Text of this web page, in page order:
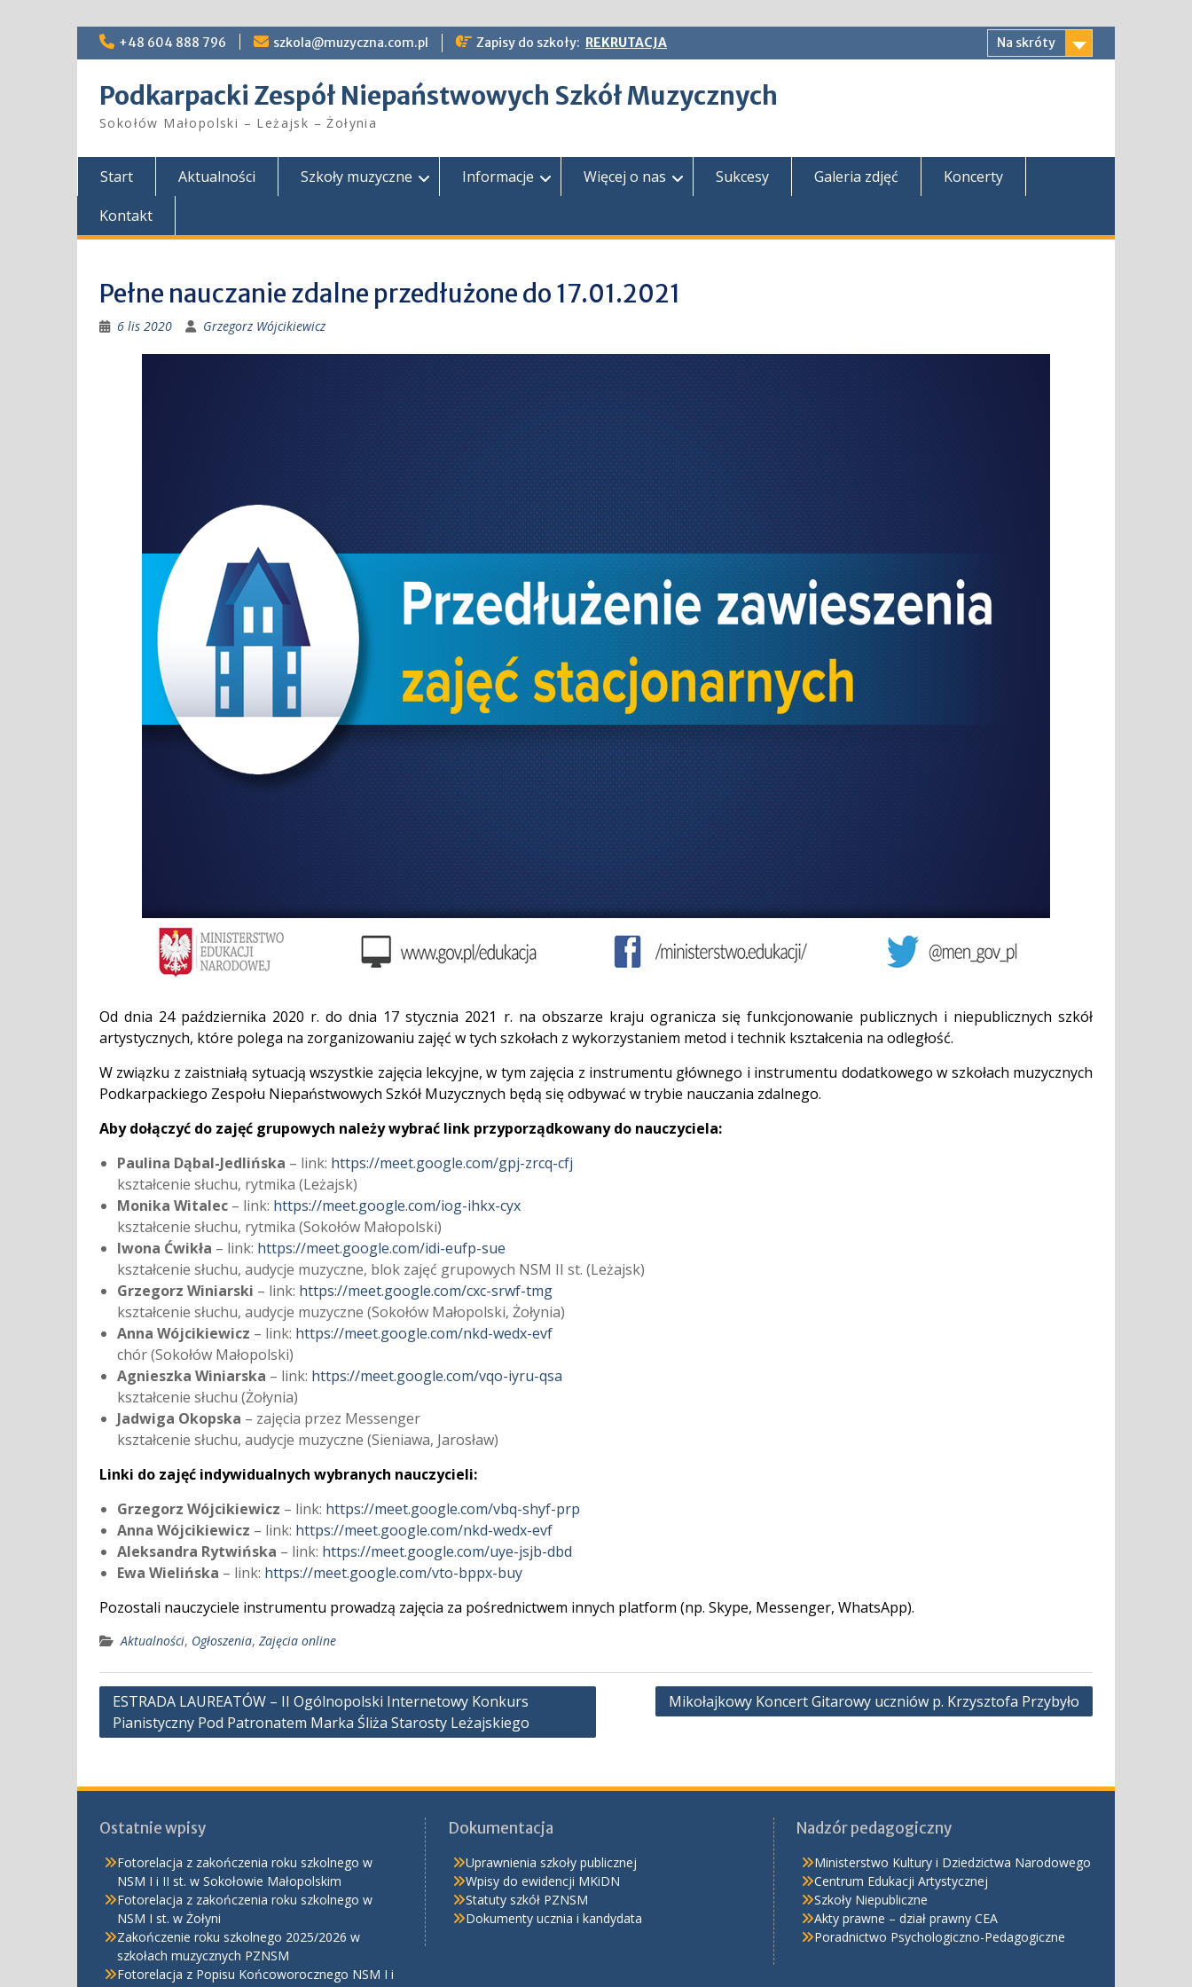
Skip
+48 604 888 796 szkola@muzyczna.com.pl Zapisy do szkoły: REKRUTACJA Na skróty
Podkarpacki Zespół Niepaństwowych Szkół Muzycznych
Sokołów Małopolski – Leżajsk – Żołynia
Start Aktualności Szkoły muzyczne Informacje Więcej o nas Sukcesy Galeria zdjęć
Koncerty
Kontakt
Pełne nauczanie zdalne przedłużone do 17.01.2021
6 lis 2020 Grzegorz Wójcikiewicz
Od dnia 24 października 2020 r. do dnia 17 stycznia 2021 r. na obszarze kraju ogranicza się funkcjonowanie publicznych i niepublicznych szkół
artystycznych, które polega na zorganizowaniu zajęć w tych szkołach z wykorzystaniem metod i technik kształcenia na odległość.
W związku z zaistniałą sytuacją wszystkie zajęcia lekcyjne, w tym zajęcia z instrumentu głównego i instrumentu dodatkowego w szkołach muzycznych
Podkarpackiego Zespołu Niepaństwowych Szkół Muzycznych będą się odbywać w trybie nauczania zdalnego.
Aby dołączyć do zajęć grupowych należy wybrać link przyporządkowany do nauczyciela:
Paulina Dąbal-Jedlińska – link: https://meet.google.com/gpj-zrcq-cfj
kształcenie słuchu, rytmika (Leżajsk)
Monika Witalec – link: https://meet.google.com/iog-ihkx-cyx
kształcenie słuchu, rytmika (Sokołów Małopolski)
Iwona Ćwikła – link: https://meet.google.com/idi-eufp-sue
kształcenie słuchu, audycje muzyczne, blok zajęć grupowych NSM II st. (Leżajsk)
Grzegorz Winiarski – link: https://meet.google.com/cxc-srwf-tmg
kształcenie słuchu, audycje muzyczne (Sokołów Małopolski, Żołynia)
Anna Wójcikiewicz – link: https://meet.google.com/nkd-wedx-evf
chór (Sokołów Małopolski)
Agnieszka Winiarska – link: https://meet.google.com/vqo-iyru-qsa
kształcenie słuchu (Żołynia)
Jadwiga Okopska – zajęcia przez Messenger
kształcenie słuchu, audycje muzyczne (Sieniawa, Jarosław)
Linki do zajęć indywidualnych wybranych nauczycieli:
Grzegorz Wójcikiewicz – link: https://meet.google.com/vbq-shyf-prp
Anna Wójcikiewicz – link: https://meet.google.com/nkd-wedx-evf
Aleksandra Rytwińska – link: https://meet.google.com/uye-jsjb-dbd
Ewa Wielińska – link: https://meet.google.com/vto-bppx-buy
Pozostali nauczyciele instrumentu prowadzą zajęcia za pośrednictwem innych platform (np. Skype, Messenger, WhatsApp).
Aktualności, Ogłoszenia, Zajęcia online
Nawigacja
wpisu
ESTRADA LAUREATÓW – II Ogólnopolski Internetowy Konkurs
Pianistyczny Pod Patronatem Marka Śliża Starosty Leżajskiego
Mikołajkowy Koncert Gitarowy uczniów p. Krzysztofa Przybyło
Ostatnie wpisy
Fotorelacja z zakończenia roku szkolnego w
NSM I i II st. w Sokołowie Małopolskim
Fotorelacja z zakończenia roku szkolnego w
NSM I st. w Żołyni
Zakończenie roku szkolnego 2025/2026 w
szkołach muzycznych PZNSM
Fotorelacja z Popisu Końcoworocznego NSM I i
Dokumentacja
Uprawnienia szkoły publicznej
Wpisy do ewidencji MKiDN
Statuty szkół PZNSM
Dokumenty ucznia i kandydata
Nadzór pedagogiczny
Ministerstwo Kultury i Dziedzictwa Narodowego
Centrum Edukacji Artystycznej
Szkoły Niepubliczne
Akty prawne – dział prawny CEA
Poradnictwo Psychologiczno-Pedagogiczne